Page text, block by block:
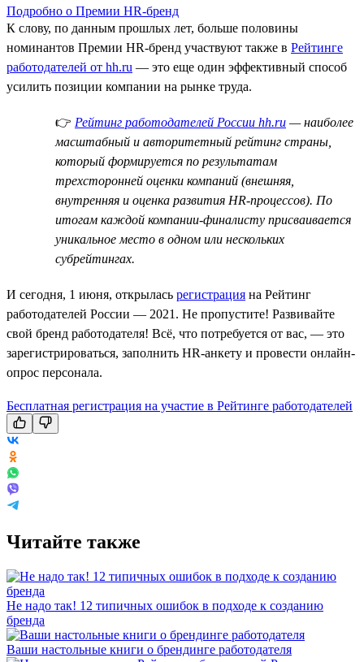
Подробно о Премии HR-бренд
К слову, по данным прошлых лет, больше половины
номинантов Премии HR-бренд участвуют также в Рейтинге
работодателей от hh.ru — это еще один эффективный способ
усилить позиции компании на рынке труда.
👉 Рейтинг работодателей России hh.ru — наиболее
масштабный и авторитетный рейтинг страны,
который формируется по результатам
трехсторонней оценки компаний (внешняя,
внутренняя и оценка развития HR-процессов). По
итогам каждой компании-финалисту присваивается
уникальное место в одном или нескольких
субрейтингах.
И сегодня, 1 июня, открылась регистрация на Рейтинг
работодателей России — 2021. Не пропустите! Развивайте
свой бренд работодателя! Всё, что потребуется от вас, — это
зарегистрироваться, заполнить HR-анкету и провести онлайн-
опрос персонала.
Бесплатная регистрация на участие в Рейтинге работодателей
Читайте также
Не надо так! 12 типичных ошибок в подходе к созданию
бренда
Ваши настольные книги о брендинге работодателя